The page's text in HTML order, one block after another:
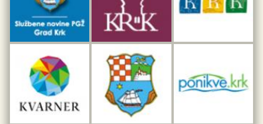
Interpretacijski centar pomorske baštine